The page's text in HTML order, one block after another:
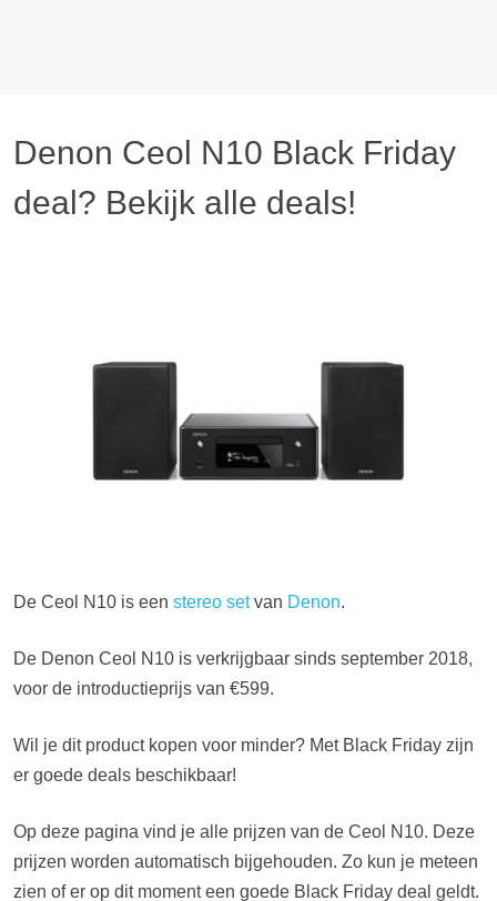
Denon Ceol N10 Black Friday
deal? Bekijk alle deals!
De Ceol N10 is een stereo setvan Denon.
De Denon Ceol N10 is verkrijgbaar sinds september 2018,
voor de introductieprijs van €599.
Wil je dit product kopen voor minder? Met Black Friday zijn
er goede deals beschikbaar!
Op deze pagina vind je alle prijzen van de Ceol N10. Deze
prijzen worden automatisch bijgehouden. Zo kun je meteen
zien of er op dit moment een goede Black Friday deal geldt.